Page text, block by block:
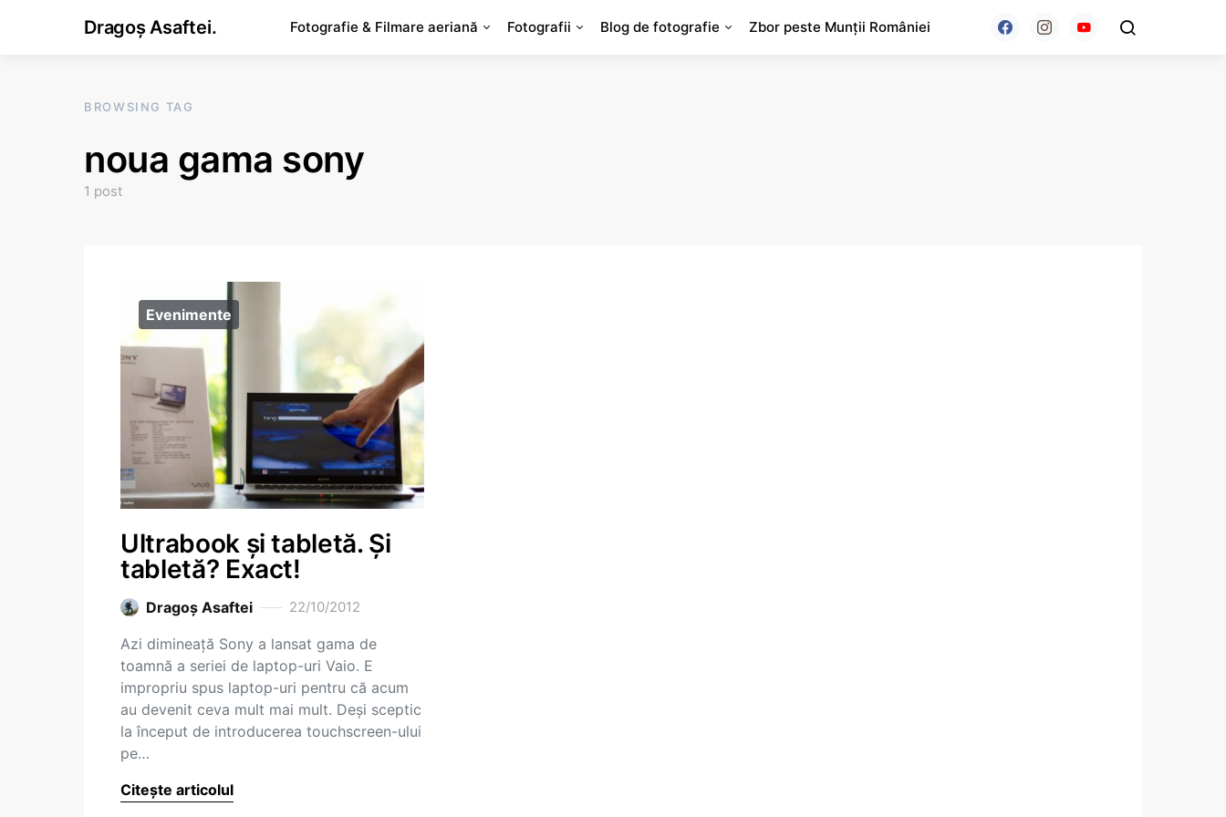
Dragoș Asaftei. Fotografie & Filmare aeriană Fotografii Blog de fotografie Zbor peste Munții României
BROWSING TAG
noua gama sony
1 post
Evenimente
Ultrabook și tabletă. Și
tabletă? Exact!
Dragoş Asaftei 22/10/2012
Azi dimineață Sony a lansat gama de
toamnă a seriei de laptop-uri Vaio. E
impropriu spus laptop-uri pentru că acum
au devenit ceva mult mai mult. Deși sceptic
la început de introducerea touchscreen-ului
pe…
Citește articolul